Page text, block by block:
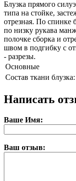
Блузка прямого
типа на стойке,
отрезная. По спинке
по низку рукава
полочке сборка и
швом в подгибку с
- разрезы.
Основные
Состав ткани
Написать
Ваше Имя:
Ваш отзыв: